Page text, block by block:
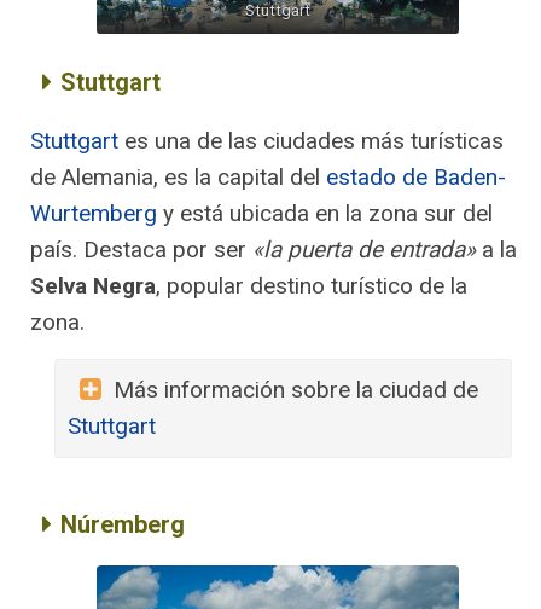
Stuttgart
Stuttgart
Stuttgart es una de las ciudades más turísticas
de Alemania, es la capital del estado de Baden-
Wurtemberg y está ubicada en la zona sur del
país. Destaca por ser «la puerta de entrada»a la
Selva Negra, popular destino turístico de la
zona.
Más información sobre la ciudad de
Stuttgart
Núremberg